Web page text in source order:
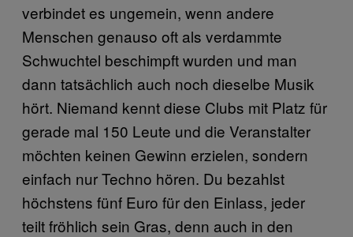
verbindet es ungemein, wenn andere
Menschen genauso oft als verdammte
Schwuchtel beschimpft wurden und man
dann tatsächlich auch noch dieselbe Musik
hört. Niemand kennt diese Clubs mit Platz für
gerade mal 150 Leute und die Veranstalter
möchten keinen Gewinn erzielen, sondern
einfach nur Techno hören. Du bezahlst
höchstens fünf Euro für den Einlass, jeder
teilt fröhlich sein Gras, denn auch in den